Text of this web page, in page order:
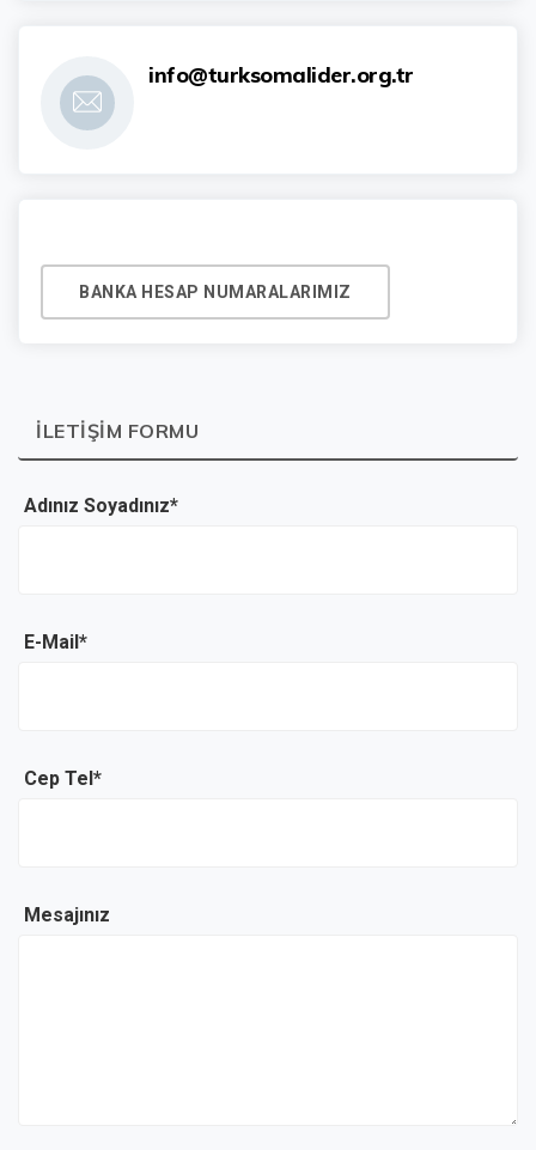
info@turksomalider.org.tr
BANKA HESAP NUMARALARIMIZ
İLETIŞIM FORMU
Adınız Soyadınız*
E-Mail*
Cep Tel*
Mesajınız